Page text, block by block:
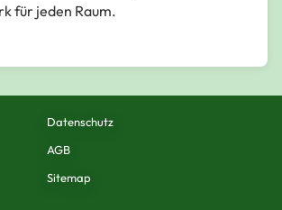
für jeden Raum.
Datenschutz
AGB
Sitemap